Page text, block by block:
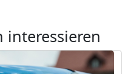
interessieren